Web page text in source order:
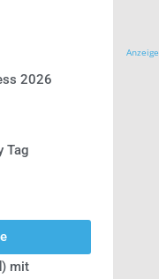
2026
Tag
mit
Anzeige